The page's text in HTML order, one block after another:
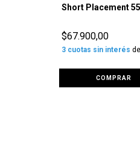
Short Placement
$67.900,00
3cuotas sin interés
COMPRAR